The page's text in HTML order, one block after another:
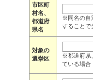
市区町
村名、
都道府
県名
※同名の自
することで
対象の
選挙区
※都道府県
ている場合